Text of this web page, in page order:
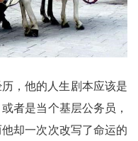
，他的人生剧本应该是
者是当个基层公务员，
却一次次改写了命运的